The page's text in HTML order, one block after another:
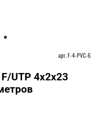
арт.F-4-PVC-6
UTP 4x2x23